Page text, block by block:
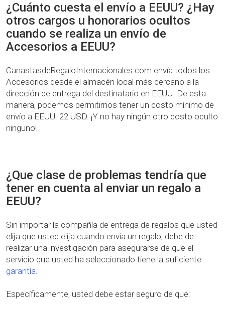
¿Cuánto cuesta el envío a EEUU? ¿Hay
otros cargos u honorarios ocultos
cuando se realiza un envío de
Accesorios a EEUU?
CanastasdeRegaloInternacionales.com envía todos los
Accesorios desde el almacén local más cercano a la
dirección de entrega del destinatario en EEUU. De esta
manera, podemos permitirnos tener un costo mínimo de
envío a EEUU: 22 USD. ¡Y no hay ningún otro costo oculto
ninguno!
¿Que clase de problemas tendría que
tener en cuenta al enviar un regalo a
EEUU?
Sin importar la compañía de entrega de regalos que usted
elija que usted elija cuando envía un regalo, debe de
realizar una investigación para asegurarse de que el
servicio que usted ha seleccionado tiene la suficiente
garantía.
Específicamente, usted debe estar seguro de que: